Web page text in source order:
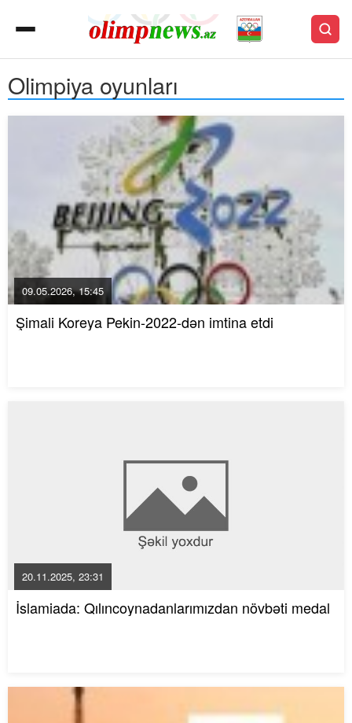
Olimpiya oyunları
09.05.2026, 15:45
Şimali Koreya Pekin-2022-dən imtina etdi
20.11.2025, 23:31
İslamiada: Qılıncoynadanlarımızdan növbəti medal